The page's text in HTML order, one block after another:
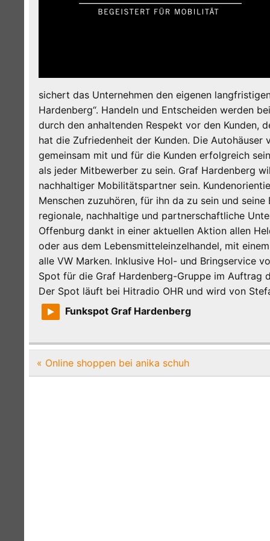
sichert das Unternehmen den eigenen
Hardenberg“. Handeln und Entscheiden werden
durch den anhaltenden Respekt vor den Kunden,
hat die Zufriedenheit der Kunden. Die
gemeinsam mit und für die Kunden erfolgreich
als jeder Mitbewerber zu sein. Graf Hardenberg
nachhaltiger Mobilitätspartner sein.
Menschen zuzuhören, für ihn da zu sein und
regionale, nachhaltige und partnerschaftliche
Offenburg dankt in einer aktuellen Aktion allen
oder aus dem Lebensmitteleinzelhandel, mit
alle VW Marken. Inklusive Hol- und Bringservice
Spot für die Graf Hardenberg-Gruppe im Auftrag
Der Spot läuft bei Hitradio OHR und wird von
Funkspot Graf Hardenberg
Beitragsnavigation
« Online shoppen bei anika schuh